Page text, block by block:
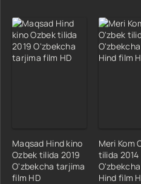
Maqsad Hind kino
Ozbek tilida 2019
O'zbekcha tarjima
film HD
Meri Kom
tilida 2014
Hind film